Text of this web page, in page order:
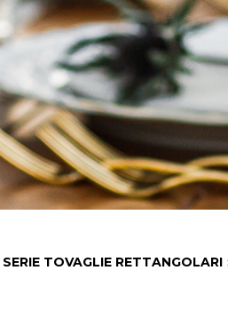
SERIE TOVAGLIE RETTANGOLARI